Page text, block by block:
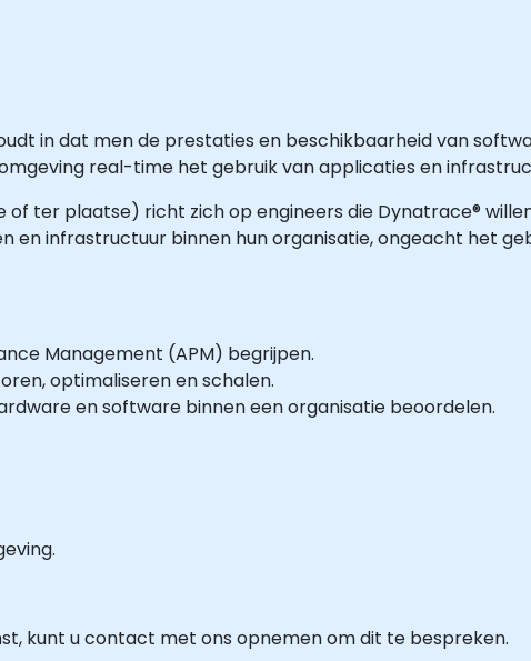
in dat men de prestaties en beschikbaarheid van
real-time het gebruik van applicaties en
of ter plaatse) richt zich op engineers die Dynatrace®
en infrastructuur binnen hun organisatie, ongeacht het
Management (APM) begrijpen.
optimaliseren en schalen.
en software binnen een organisatie beoordelen.
kunt u contact met ons opnemen om dit te bespreken.